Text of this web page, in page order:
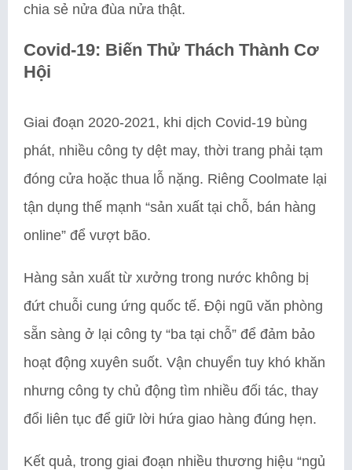
chia sẻ nửa đùa nửa thật.
Covid-19: Biến Thử Thách Thành Cơ
Hội
Giai đoạn 2020-2021, khi dịch Covid-19 bùng
phát, nhiều công ty dệt may, thời trang phải tạm
đóng cửa hoặc thua lỗ nặng. Riêng Coolmate lại
tận dụng thế mạnh “sản xuất tại chỗ, bán hàng
online” để vượt bão.
Hàng sản xuất từ xưởng trong nước không bị
đứt chuỗi cung ứng quốc tế. Đội ngũ văn phòng
sẵn sàng ở lại công ty “ba tại chỗ” để đảm bảo
hoạt động xuyên suốt. Vận chuyển tuy khó khăn
nhưng công ty chủ động tìm nhiều đối tác, thay
đổi liên tục để giữ lời hứa giao hàng đúng hẹn.
Kết quả, trong giai đoạn nhiều thương hiệu “ngủ